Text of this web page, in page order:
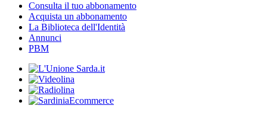
Consulta il tuo abbonamento
Acquista un abbonamento
La Biblioteca dell'Identità
Annunci
PBM